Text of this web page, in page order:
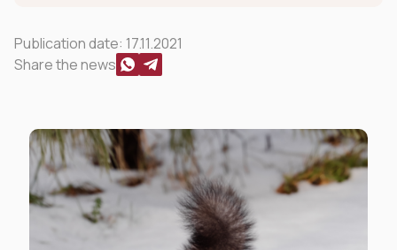
Publication date: 17.11.2021
Share the news